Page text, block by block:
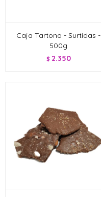
Caja Tartona - Surtidas -
500g
$ 2.350